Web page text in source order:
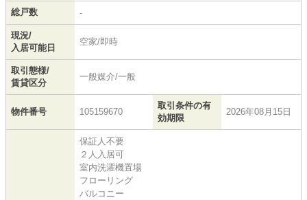
総戸数 -
現況/
入居可能日
空家/即時
取引態様/
賃貸区分
一般媒介/一般
物件番号 105159670
取引条件の有
効期限
2026年08月15日
保証人不要
２人入居可
室内洗濯機置場
フローリング
バルコニー